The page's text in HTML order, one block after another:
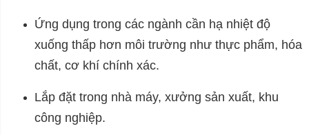
Ứng dụng trong các ngành cần hạ nhiệt độ
xuống thấp hơn môi trường như thực phẩm, hóa
chất, cơ khí chính xác.
Lắp đặt trong nhà máy, xưởng sản xuất, khu
công nghiệp.